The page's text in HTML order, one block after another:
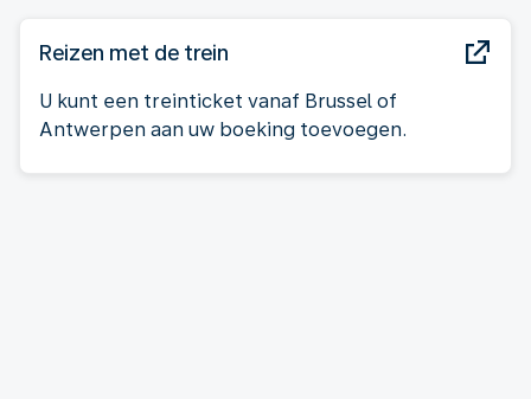
Reizen met de trein
U kunt een treinticket vanaf Brussel of
Antwerpen aan uw boeking toevoegen.